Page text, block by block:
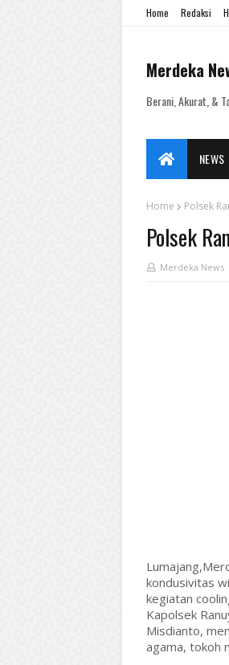
Home Redaksi
Merdeka
Berani, Akurat, &
NEWS
Home Polsek
Polsek
Merdeka News
kondusivitas
kegiatan
Kapolsek
Misdianto,
agama, tokoh